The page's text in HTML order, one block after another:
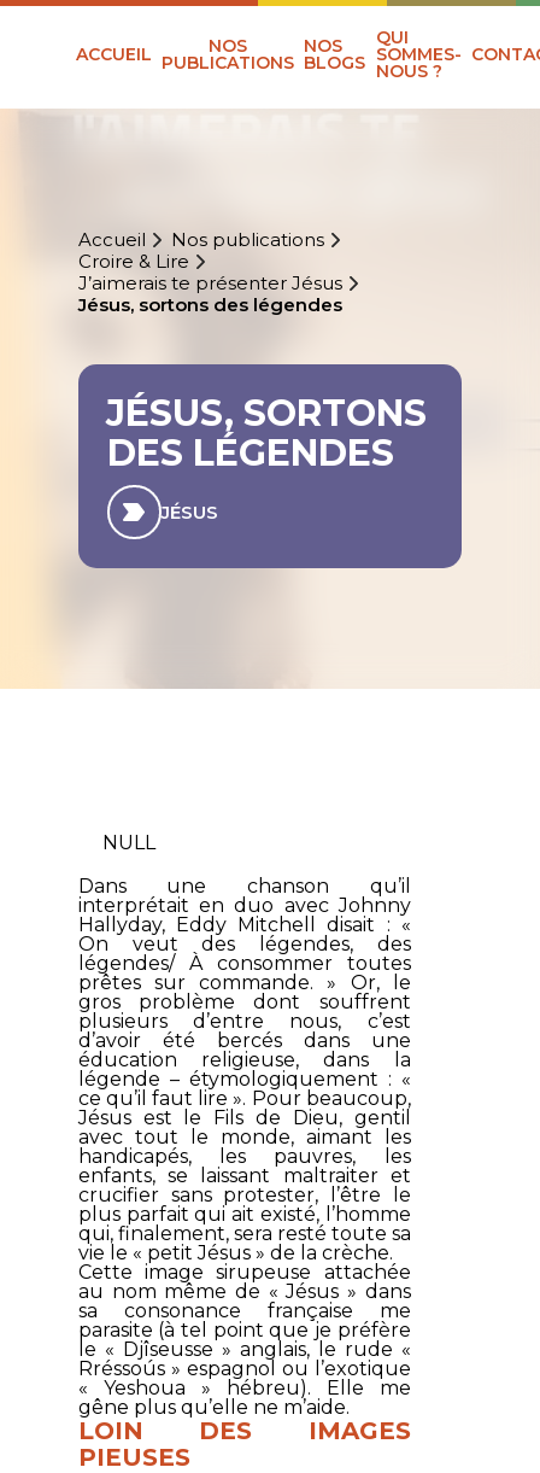
ACCUEIL NOS
PUBLICATIONS
NOS
BLOGS
QUI
SOMMES-
NOUS ?
Accueil
Nos publications
Croire & Lire
J’aimerais te présenter Jésus
Jésus, sortons des légendes
JÉSUS, SORTONS
DES LÉGENDES
JÉSUS
NULL
Dans une chanson qu’il
interprétait en duo avec Johnny
Hallyday, Eddy Mitchell disait : «
On veut des légendes, des
légendes/ À consommer toutes
prêtes sur commande. » Or, le
gros problème dont souffrent
plusieurs d’entre nous, c’est
d’avoir été bercés dans une
éducation religieuse, dans la
légende – étymologiquement : «
ce qu’il faut lire ». Pour beaucoup,
Jésus est le Fils de Dieu, gentil
avec tout le monde, aimant les
handicapés, les pauvres, les
enfants, se laissant maltraiter et
crucifier sans protester, l’être le
plus parfait qui ait existé, l’homme
qui, finalement, sera resté toute sa
vie le « petit Jésus » de la crèche.
Cette image sirupeuse attachée
au nom même de « Jésus » dans
sa consonance française me
parasite (à tel point que je préfère
le « Djîseusse » anglais, le rude «
Rréssoús » espagnol ou l’exotique
« Yeshoua » hébreu). Elle me
gêne plus qu’elle ne m’aide.
LOIN DES IMAGES
PIEUSES